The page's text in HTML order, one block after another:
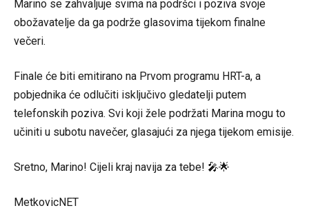
Marino se zahvaljuje svima na podršci i poziva svoje
obožavatelje da ga podrže glasovima tijekom finalne
večeri.
Finale će biti emitirano na Prvom programu HRT-a, a
pobjednika će odlučiti isključivo gledatelji putem
telefonskih poziva. Svi koji žele podržati Marina mogu to
učiniti u subotu navečer, glasajući za njega tijekom emisije.
Sretno, Marino! Cijeli kraj navija za tebe! 🎤🌟
MetkovicNET